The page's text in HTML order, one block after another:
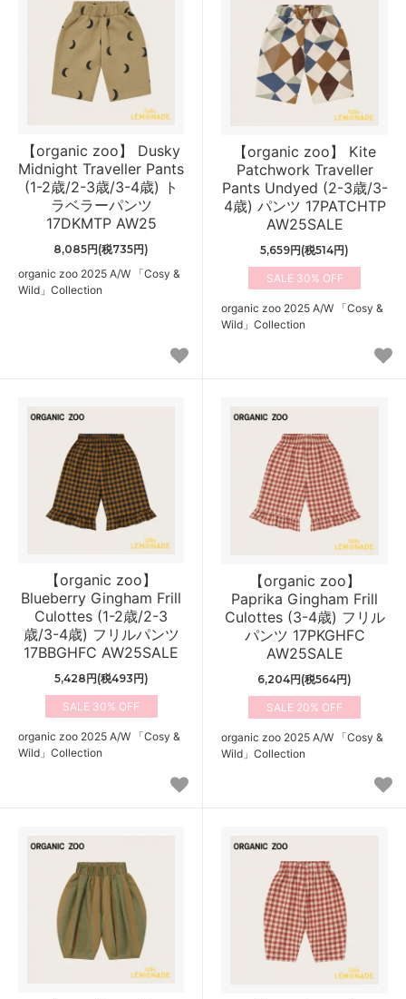
【organic zoo】 Dusky
Midnight Traveller Pants
(1-2歳/2-3歳/3-4歳) ト
ラベラーパンツ
17DKMTP AW25
8,085円(税735円)
organic zoo 2025 A/W 「Cosy &
Wild」Collection
【organic zoo】 Kite
Patchwork Traveller
Pants Undyed (2-3歳/3-
4歳) パンツ 17PATCHTP
AW25SALE
5,659円(税514円)
30%
organic zoo 2025 A/W 「Cosy &
Wild」Collection
【organic zoo】
Blueberry Gingham Frill
Culottes (1-2歳/2-3
歳/3-4歳) フリルパンツ
17BBGHFC AW25SALE
5,428円(税493円)
30%
organic zoo 2025 A/W 「Cosy &
Wild」Collection
【organic zoo】
Paprika Gingham Frill
Culottes (3-4歳) フリル
パンツ 17PKGHFC
AW25SALE
6,204円(税564円)
20%
organic zoo 2025 A/W 「Cosy &
Wild」Collection